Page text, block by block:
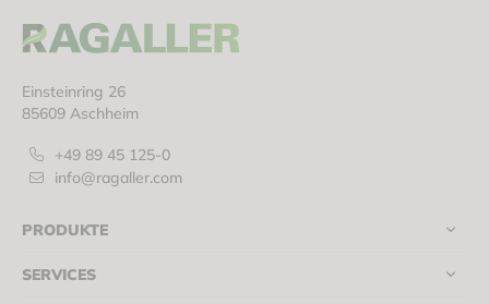
Einsteinring 26
85609 Aschheim
+49 89 45 125-0
info@ragaller.com
PRODUKTE
SERVICES